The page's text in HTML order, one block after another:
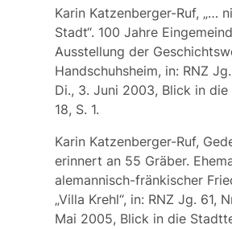
Karin Katzenberger-Ruf, „…
Stadt“. 100 Jahre
Ausstellung der
Handschuhsheim, in: RNZ
Di., 3. Juni 2003, Blick in
18, S. 1.
Karin Katzenberger-Ruf,
erinnert an 55 Gräber.
alemannisch-fränkischer
„Villa Krehl“, in: RNZ Jg. 61,
Mai 2005, Blick in die